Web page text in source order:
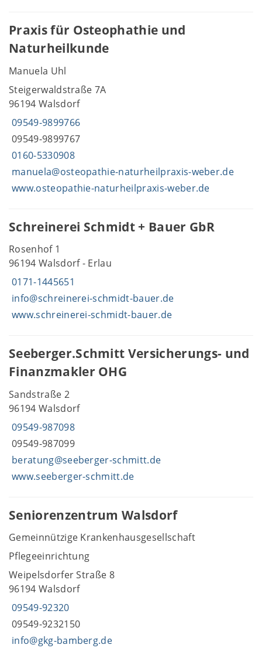
Praxis für Osteophathie und
Naturheilkunde
Manuela Uhl
Steigerwaldstraße 7A
96194 Walsdorf
09549-9899766
09549-9899767
0160-5330908
manuela@osteopathie-naturheilpraxis-weber.de
www.osteopathie-naturheilpraxis-weber.de
Schreinerei Schmidt + Bauer GbR
Rosenhof 1
96194 Walsdorf - Erlau
0171-1445651
info@schreinerei-schmidt-bauer.de
www.schreinerei-schmidt-bauer.de
Seeberger.Schmitt Versicherungs- und
Finanzmakler OHG
Sandstraße 2
96194 Walsdorf
09549-987098
09549-987099
beratung@seeberger-schmitt.de
www.seeberger-schmitt.de
Seniorenzentrum Walsdorf
Gemeinnützige Krankenhausgesellschaft
Pflegeeinrichtung
Weipelsdorfer Straße 8
96194 Walsdorf
09549-92320
09549-9232150
info@gkg-bamberg.de